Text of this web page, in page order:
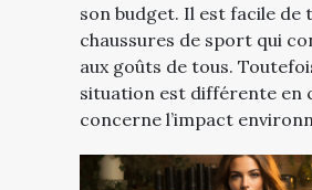
son budget. Il est facile de
chaussures de sport qui
aux goûts de tous.
situation est différente en
concerne l’impact